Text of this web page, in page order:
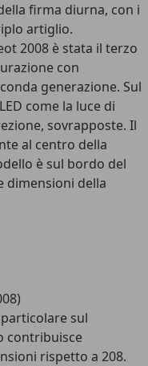
firma diurna, con i
artiglio.
2008 è stata il terzo
con
generazione. Sul
come la luce di
sovrapposte. Il
al centro della
è sul bordo del
dimensioni della
sul
contribuisce
rispetto a 208.